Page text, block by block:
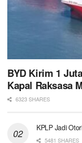
BYD Kirim 1
Kapal Raksasa
6323 SHARES
KPLP Jadi
5481 SHARES